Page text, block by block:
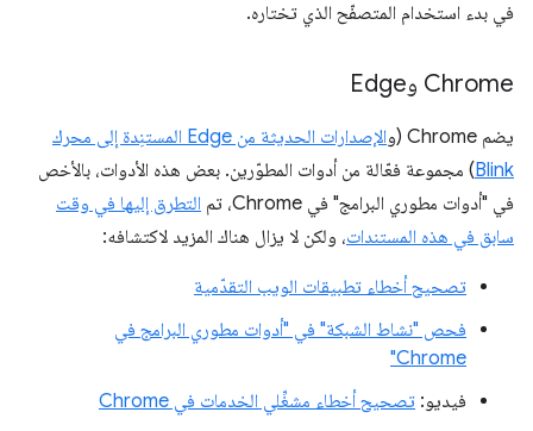
في بدء استخدام المتصفّح الذي تختاره.
Chrome وEdge
يضم Chrome (و
الإصدارات الحديثة من Edge المستنِدة إلى محرك
Blink) مجموعة فعّالة من أدوات المطوّرين. بعض هذه الأدوات، بالأخص
في "أدوات مطوري البرامج" في Chrome، تم
التطرق إليها في وقت
سابق في هذه المستندات، ولكن لا يزال هناك المزيد لاكتشافه:
تصحيح أخطاء تطبيقات الويب التقدّمية
فحص "نشاط الشبكة" في "أدوات مطوري البرامج في
Chrome"
فيديو: تصحيح أخطاء مشغِّلي الخدمات في Chrome